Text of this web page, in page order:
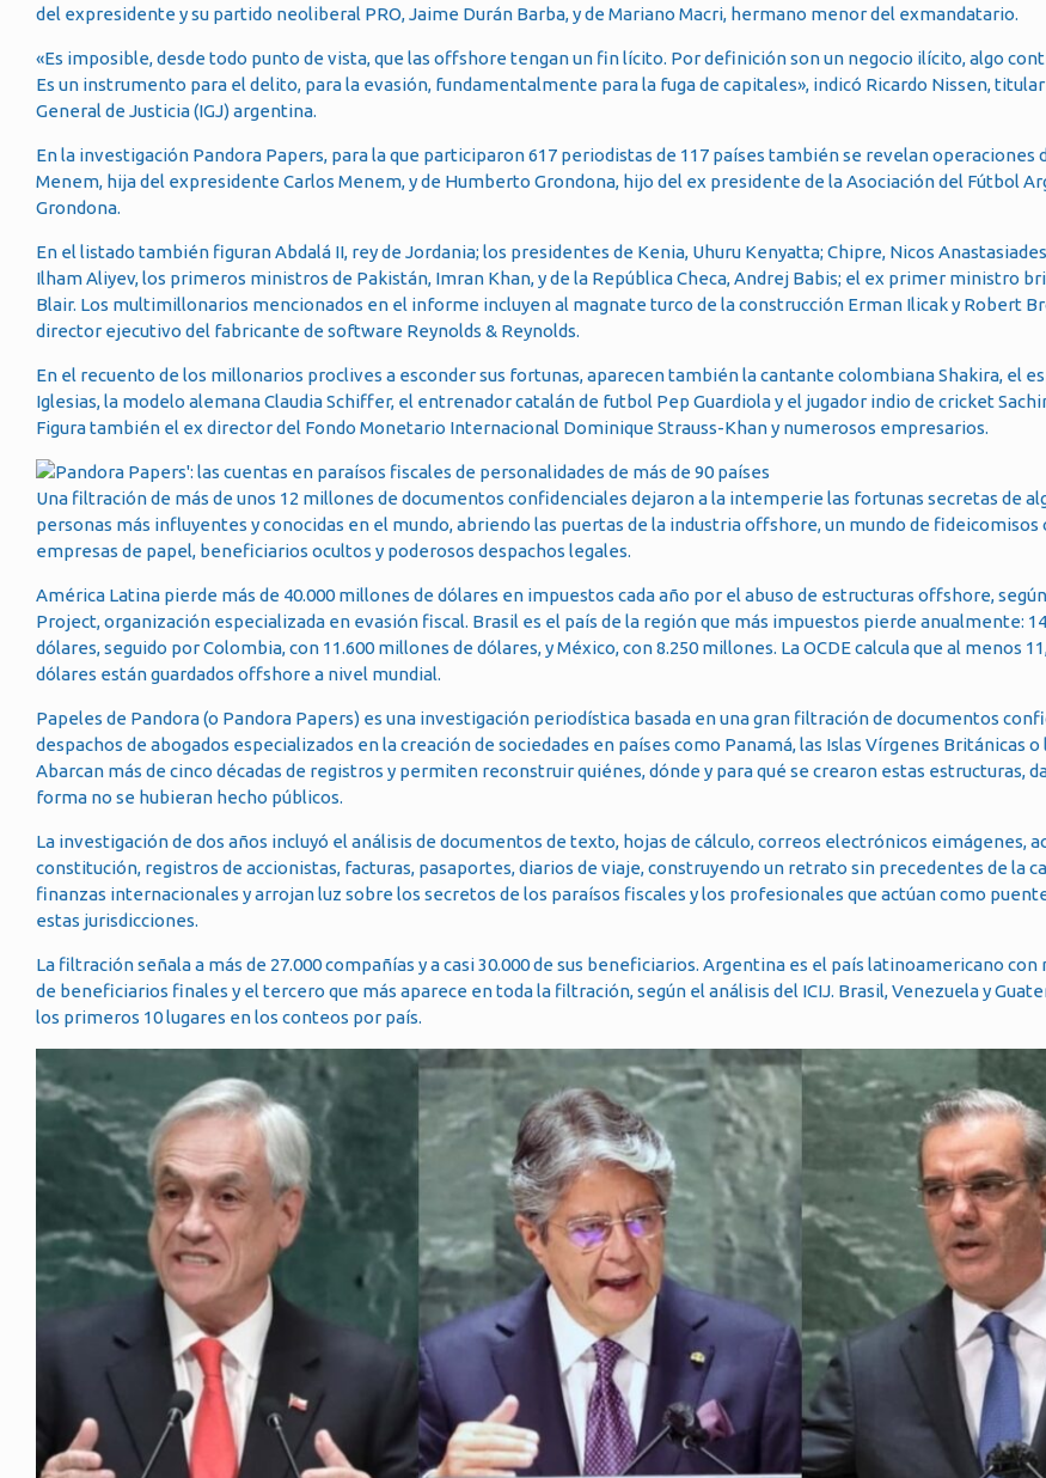
del expresidente y su partido neoliberal PRO, Jaime Durán Barba, y de Mariano Macri, hermano menor del exmandatario.
«Es imposible, desde todo punto de vista, que las offshore tengan un fin lícito. Por definición son un negocio ilícito, algo
Es un instrumento para el delito, para la evasión, fundamentalmente para la fuga de capitales», indicó Ricardo Nissen,
General de Justicia (IGJ) argentina.
En la investigación Pandora Papers, para la que participaron 617 periodistas de 117 países también se revelan operaciones
Menem, hija del expresidente Carlos Menem, y de Humberto Grondona, hijo del ex presidente de la Asociación del Fútbol
Grondona.
En el listado también figuran Abdalá II, rey de Jordania; los presidentes de Kenia, Uhuru Kenyatta; Chipre, Nicos
Ilham Aliyev, los primeros ministros de Pakistán, Imran Khan, y de la República Checa, Andrej Babis; el ex primer ministro
Blair. Los multimillonarios mencionados en el informe incluyen al magnate turco de la construcción Erman Ilicak y Robert
director ejecutivo del fabricante de software Reynolds & Reynolds.
En el recuento de los millonarios proclives a esconder sus fortunas, aparecen también la cantante colombiana Shakira, el
Iglesias, la modelo alemana Claudia Schiffer, el entrenador catalán de futbol Pep Guardiola y el jugador indio de cricket
Figura también el ex director del Fondo Monetario Internacional Dominique Strauss-Khan y numerosos empresarios.
Una filtración de más de unos 12 millones de documentos confidenciales dejaron a la intemperie las fortunas secretas de
personas más influyentes y conocidas en el mundo, abriendo las puertas de la industria offshore, un mundo de fideicomisos
empresas de papel, beneficiarios ocultos y poderosos despachos legales.
América Latina pierde más de 40.000 millones de dólares en impuestos cada año por el abuso de estructuras offshore,
Project, organización especializada en evasión fiscal. Brasil es el país de la región que más impuestos pierde anualmente:
dólares, seguido por Colombia, con 11.600 millones de dólares, y México, con 8.250 millones. La OCDE calcula que al menos
dólares están guardados offshore a nivel mundial.
Papeles de Pandora (o Pandora Papers) es una investigación periodística basada en una gran filtración de documentos
despachos de abogados especializados en la creación de sociedades en países como Panamá, las Islas Vírgenes Británicas o
Abarcan más de cinco décadas de registros y permiten reconstruir quiénes, dónde y para qué se crearon estas estructuras,
forma no se hubieran hecho públicos.
La investigación de dos años incluyó el análisis de documentos de texto, hojas de cálculo, correos electrónicos eimágenes,
constitución, registros de accionistas, facturas, pasaportes, diarios de viaje, construyendo un retrato sin precedentes de la
finanzas internacionales y arrojan luz sobre los secretos de los paraísos fiscales y los profesionales que actúan como
estas jurisdicciones.
La filtración señala a más de 27.000 compañías y a casi 30.000 de sus beneficiarios. Argentina es el país latinoamericano
de beneficiarios finales y el tercero que más aparece en toda la filtración, según el análisis del ICIJ. Brasil, Venezuela y
los primeros 10 lugares en los conteos por país.